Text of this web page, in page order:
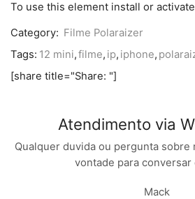
To use this element install or
Category: Filme Polaraizer
Tags: 12 mini,filme, ip, iphone,
[share title="Share: "]
Atendimento via
Qualquer duvida ou pergunta
vontade para conversar
Mack